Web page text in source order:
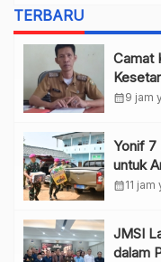
TERBARU
Camat
calendar_month9 jam
Yonif 7
untuk
calendar_month11 jam
JMSI
dalam